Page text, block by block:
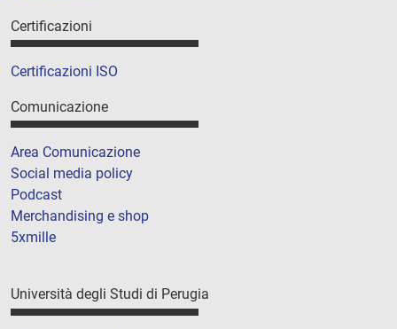
Certificazioni
Certificazioni ISO
Comunicazione
Area Comunicazione
Social media policy
Podcast
Merchandising e shop
5xmille
Università degli Studi di Perugia